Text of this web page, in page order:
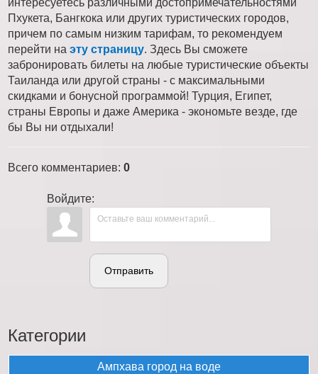
Пхукета, Бангкока или других туристических городов,
причем по самым низким тарифам, то рекомендуем
перейти на эту страницу. Здесь Вы сможете
забронировать билеты на любые туристические объекты
Таиланда или другой страны - с максимальными
скидками и бонусной программой! Турция, Египет,
страны Европы и даже Америка - экономьте везде, где
бы Вы ни отдыхали!
Всего комментариев: 0
Войдите:
Отправить
Категории
Ампхава город на воде